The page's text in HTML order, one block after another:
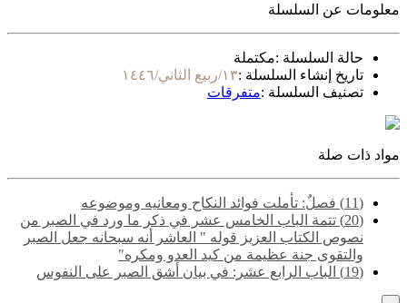
معلومات عن السلسلة
حالة السلسلة :مكتملة
تاريخ إنشاء السلسلة :١٣/ربيع الثاني/١٤٤٦
تصنيف السلسلة :متفرقات
مواد ذات صلة
(11) فصلٌ: تأملت فوائد النكاح ومعانيه وموضوعه
(20) ‌‌تتمة الباب الخامس عشر في ذكر ما ورد في الصبر من
نصوص الكتاب العزيز قوله " العاشر أنه سبحانه جعل الصبر
والتقوى جنة عظيمة من كيد العدو ومكره"
(19) ‌‌الباب الرابع عشر: في بيان أشق الصبر على النفوس